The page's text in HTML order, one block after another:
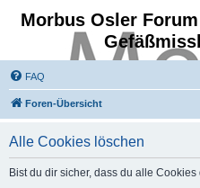
Morbus Osler
FAQ
Foren-Übersicht
Alle Cookies löschen
Bist du dir sicher, dass du alle